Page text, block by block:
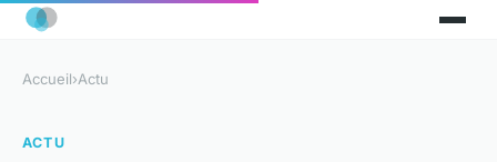
Accueil›Actu
ACTU